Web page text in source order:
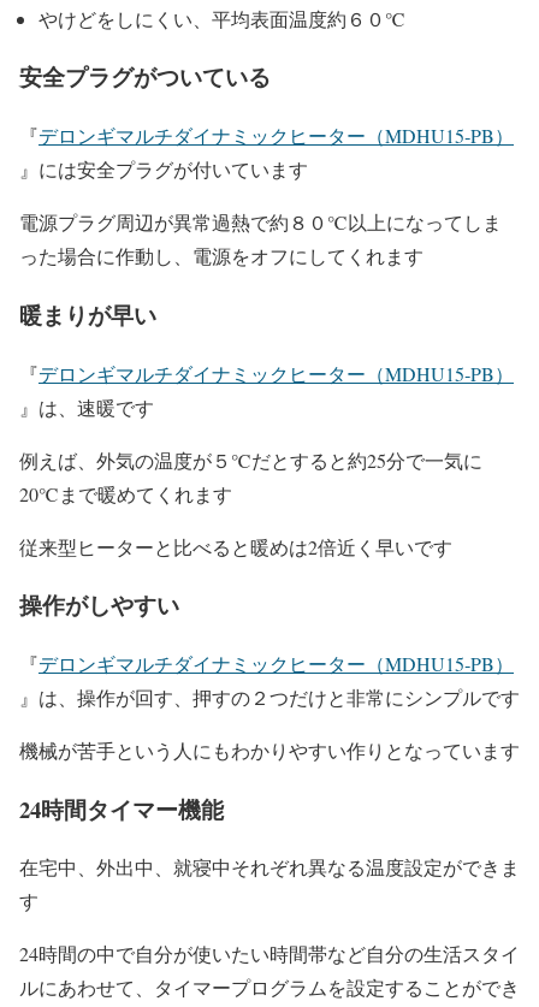
やけどをしにくい、平均表面温度約６０℃
安全プラグがついている
『デロンギマルチダイナミックヒーター（MDHU15‐PB）
』には安全プラグが付いています
電源プラグ周辺が異常過熱で約８０℃以上になってしま
った場合に作動し、電源をオフにしてくれます
暖まりが早い
『デロンギマルチダイナミックヒーター（MDHU15‐PB）
』は、速暖です
例えば、外気の温度が５℃だとすると約25分で一気に
20℃まで暖めてくれます
従来型ヒーターと比べると暖めは2倍近く早いです
操作がしやすい
『デロンギマルチダイナミックヒーター（MDHU15‐PB）
』は、操作が回す、押すの２つだけと非常にシンプルです
機械が苦手という人にもわかりやすい作りとなっています
24時間タイマー機能
在宅中、外出中、就寝中それぞれ異なる温度設定ができま
す
24時間の中で自分が使いたい時間帯など自分の生活スタイ
ルにあわせて、タイマープログラムを設定することができ